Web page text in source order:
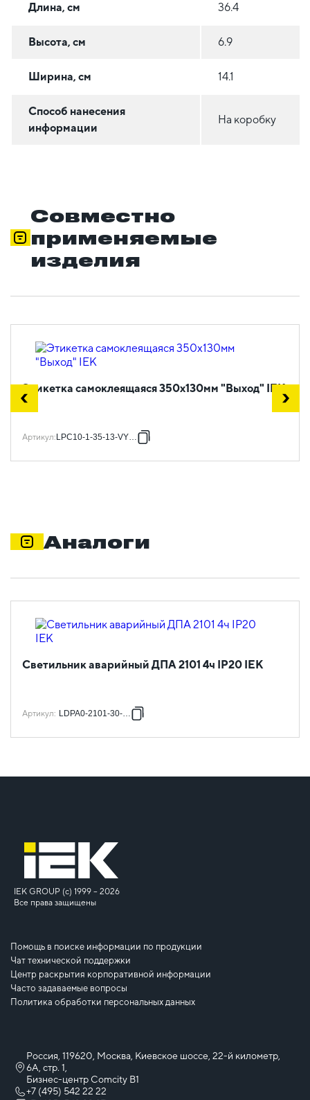
Длина, см 36.4
Высота, см 6.9
Ширина, см 14.1
Способ нанесения
информации
На коробку
Совместно
применяемые
изделия
Этикетка самоклеящаяся 350х130мм "Выход" IEK
Артикул: LPC10-1-35-13-VYHD
Аналоги
Светильник аварийный ДПА 2101 4ч IP20 IEK
Артикул: LDPA0-2101-30-K01
IEK GROUP (c) 1999 – 2026
Все права защищены
Помощь в поиске информации по продукции
Чат технической поддержки
Центр раскрытия корпоративной информации
Часто задаваемые вопросы
Политика обработки персональных данных
Россия, 119620, Москва, Киевское шоссе, 22-й километр,
6А, стр. 1,
Бизнес-центр Comcity B1
+7 (495) 542 22 22